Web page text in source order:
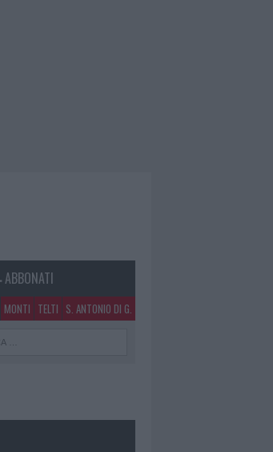
ABBONATI
MONTI TELTI S. ANTONIO DI G.